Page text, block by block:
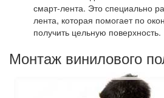
смарт-лента. Это специально
лента, которая помогает по
получить цельную поверхность.
Монтаж винилового